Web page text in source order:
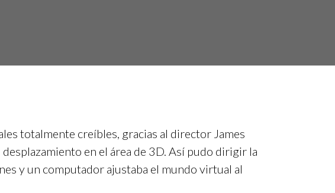
totalmente creíbles, gracias al director James
en el área de 3D. Así pudo dirigir la
y un computador ajustaba el mundo virtual al